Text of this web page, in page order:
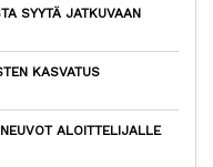
SYYTÄ JATKUVAAN
KASVATUS
ALOITTELIJALLE